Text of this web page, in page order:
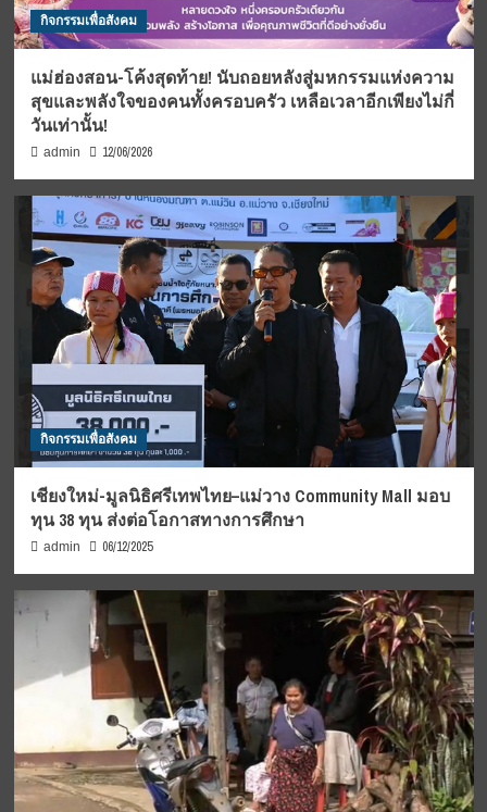
กิจกรรมเพื่อสังคม
แม่ฮ่องสอน-โค้งสุดท้าย! นับถอยหลังสู่มหกรรมแห่งความ
สุขและพลังใจของคนทั้งครอบครัว เหลือเวลาอีกเพียงไม่กี่
วันเท่านั้น!
admin 12/06/2026
กิจกรรมเพื่อสังคม
เชียงใหม่-มูลนิธิศรีเทพไทย–แม่วาง Community Mall มอบ
ทุน 38 ทุน ส่งต่อโอกาสทางการศึกษา
admin 06/12/2025